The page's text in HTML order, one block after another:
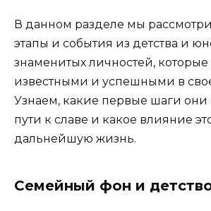
В данном разделе мы
этапы и события из детства и
знаменитых личностей, которые
известными и успешными в
Узнаем, какие первые шаги они
пути к славе и какое влияние
дальнейшую жизнь.
Семейный фон и